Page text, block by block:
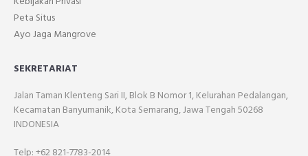
Peta Situs
Ayo Jaga Mangrove
SEKRETARIAT
Jalan Taman Klenteng Sari II, Blok B Nomor 1, Kelurahan Pedalangan,
Kecamatan Banyumanik, Kota Semarang, Jawa Tengah 50268
INDONESIA
Telp: +62 821-7783-2014